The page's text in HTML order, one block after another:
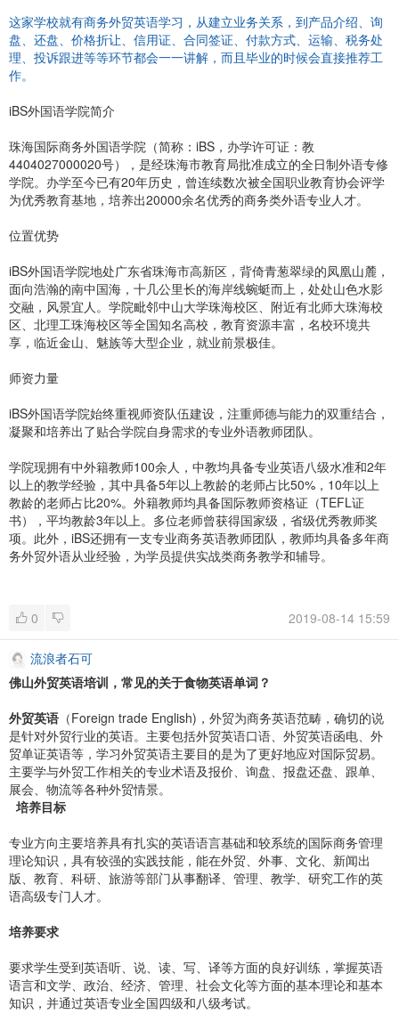
这家学校就有商务外贸英语学习，从建立业务关系，到产品介绍、询
盘、还盘、价格折让、信用证、合同签证、付款方式、运输、税务处
理、投诉跟进等等环节都会一一讲解，而且毕业的时候会直接推荐工
作。
iBS外国语学院简介
珠海国际商务外国语学院（简称：iBS，办学许可证：教
4404027000020号），是经珠海市教育局批准成立的全日制外语专修
学院。办学至今已有20年历史，曾连续数次被全国职业教育协会评学
为优秀教育基地，培养出20000余名优秀的商务类外语专业人才。
位置优势
iBS外国语学院地处广东省珠海市高新区，背倚青葱翠绿的凤凰山麓，
面向浩瀚的南中国海，十几公里长的海岸线蜿蜓而上，处处山色水影
交融，风景宜人。学院毗邻中山大学珠海校区、附近有北师大珠海校
区、北理工珠海校区等全国知名高校，教育资源丰富，名校环境共
享，临近金山、魅族等大型企业，就业前景极佳。
师资力量
iBS外国语学院始终重视师资队伍建设，注重师德与能力的双重结合，
凝聚和培养出了贴合学院自身需求的专业外语教师团队。
学院现拥有中外籍教师100余人，中教均具备专业英语八级水准和2年
以上的教学经验，其中具备5年以上教龄的老师占比50%，10年以上
教龄的老师占比20%。外籍教师均具备国际教师资格证（TEFL证
书），平均教龄3年以上。多位老师曾获得国家级，省级优秀教师奖
项。此外，iBS还拥有一支专业商务英语教师团队，教师均具备多年商
务外贸外语从业经验，为学员提供实战类商务教学和辅导。
0 2019-08-14 15:59
流浪者石可
佛山外贸英语培训，常见的关于食物英语单词？
外贸英语 （Foreign trade English)，外贸为商务英语范畴，确切的说
是针对外贸行业的英语。主要包括外贸英语口语、外贸英语函电、外
贸单证英语等，学习外贸英语主要目的是为了更好地应对国际贸易。
主要学与外贸工作相关的专业术语及报价、询盘、报盘还盘、跟单、
展会、物流等各种外贸情景。
培养目标
专业方向主要培养具有扎实的英语语言基础和较系统的国际商务管理
理论知识，具有较强的实践技能，能在外贸、外事、文化、新闻出
版、教育、科研、旅游等部门从事翻译、管理、教学、研究工作的英
语高级专门人才。
培养要求
要求学生受到英语听、说、读、写、译等方面的良好训练，掌握英语
语言和文学、政治、经济、管理、社会文化等方面的基本理论和基本
知识，并通过英语专业全国四级和八级考试。